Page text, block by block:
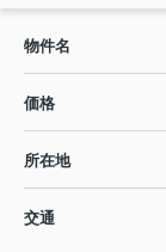
物件名
価格
所在地
交通